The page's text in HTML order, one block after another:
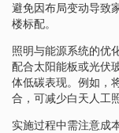
避免因布局变动导致
楼标配。
照明与能源系统的优
配合太阳能板或光伏
体低碳表现。例如，
合，可减少白天人工
实施过程中需注意成